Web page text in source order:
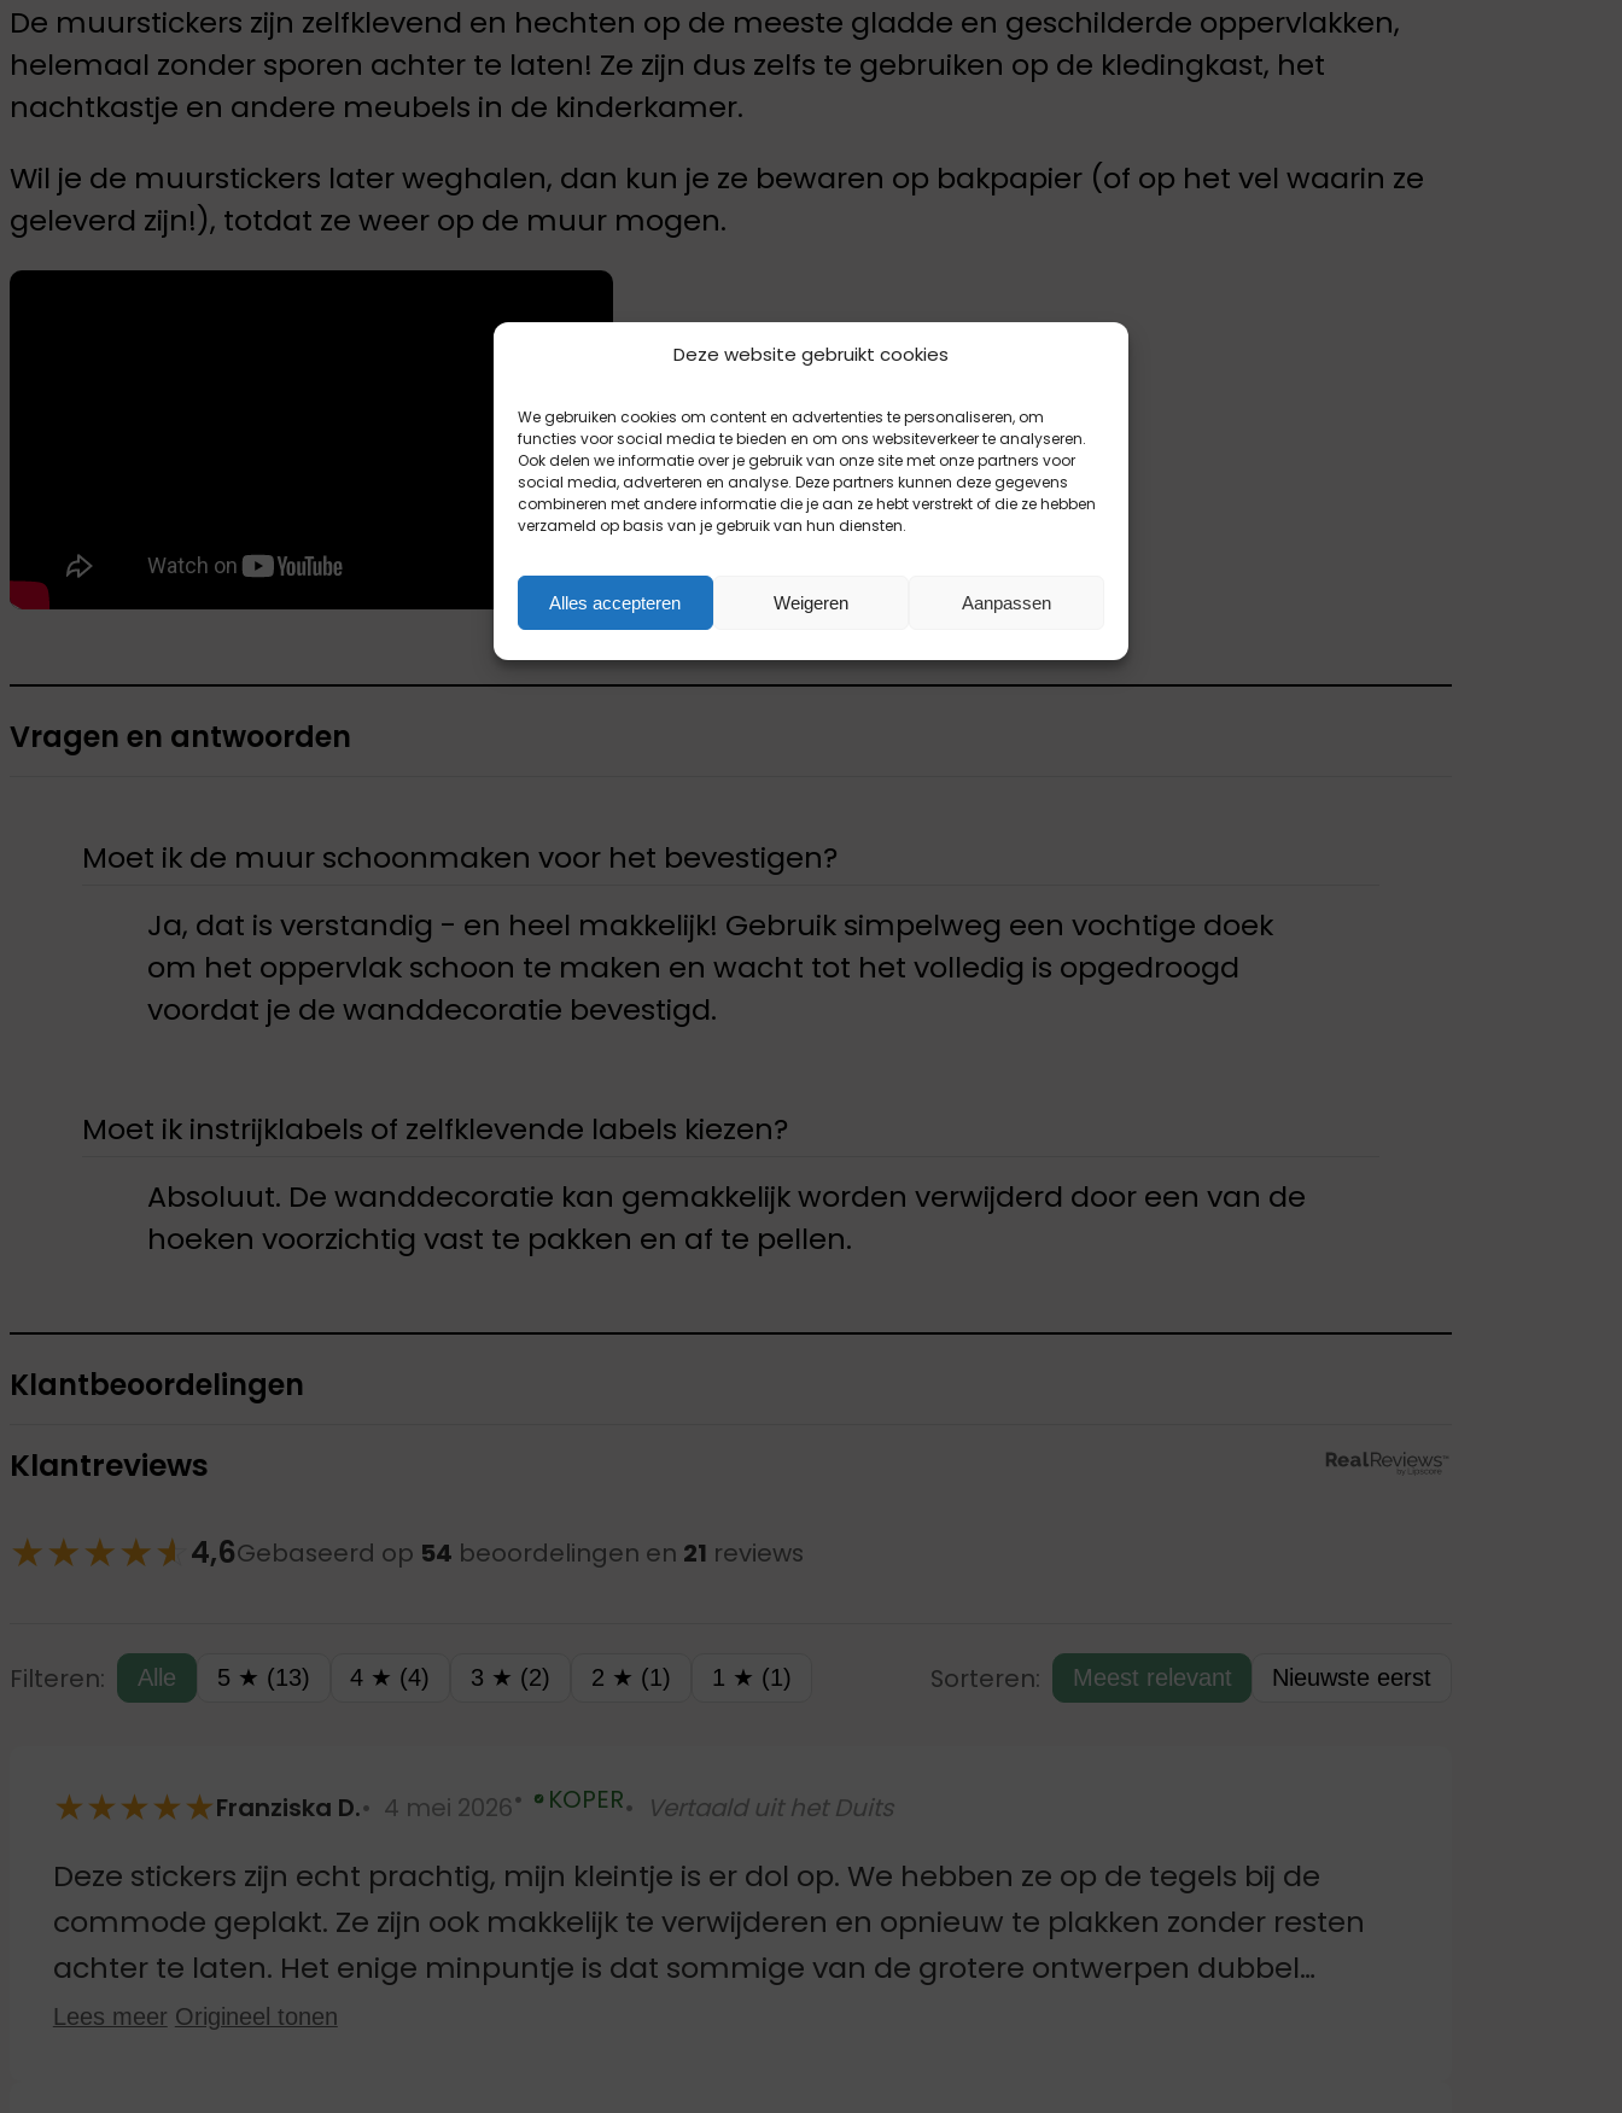
Deze website gebruikt cookies
We gebruiken cookies om content en advertenties te personaliseren, om
functies voor social media te bieden en om ons websiteverkeer te analyseren.
Ook delen we informatie over je gebruik van onze site met onze partners voor
social media, adverteren en analyse. Deze partners kunnen deze gegevens
combineren met andere informatie die je aan ze hebt verstrekt of die ze hebben
verzameld op basis van je gebruik van hun diensten.
Alles accepteren Weigeren Aanpassen
De muurstickers zijn zelfklevend en hechten op de meeste gladde en geschilderde oppervlakken,
helemaal zonder sporen achter te laten! Ze zijn dus zelfs te gebruiken op de kledingkast, het
nachtkastje en andere meubels in de kinderkamer.
Wil je de muurstickers later weghalen, dan kun je ze bewaren op bakpapier (of op het vel waarin ze
geleverd zijn!), totdat ze weer op de muur mogen.
Vragen en antwoorden
Moet ik de muur schoonmaken voor het bevestigen?
Ja, dat is verstandig - en heel makkelijk! Gebruik simpelweg een vochtige doek
om het oppervlak schoon te maken en wacht tot het volledig is opgedroogd
voordat je de wanddecoratie bevestigd.
Moet ik instrijklabels of zelfklevende labels kiezen?
Absoluut. De wanddecoratie kan gemakkelijk worden verwijderd door een van de
hoeken voorzichtig vast te pakken en af te pellen.
Klantbeoordelingen
Klantreviews
★★★★☆
★ 4,6Gebaseerd op 54 beoordelingen en 21 reviews
Filteren: Alle 5 ★ (13) 4 ★ (4) 3 ★ (2) 2 ★ (1) 1 ★ (1) Sorteren: Meest relevant Nieuwste eerst
★★★★★Franziska D. 4 mei 2026 Geverifieerd
KOPER Vertaald uit het Duits
Deze stickers zijn echt prachtig, mijn kleintje is er dol op. We hebben ze op de tegels bij de
commode geplakt. Ze zijn ook makkelijk te verwijderen en opnieuw te plakken zonder resten
achter te laten. Het enige minpuntje is dat sommige van de grotere ontwerpen dubbel
voorkomen; het zou fijner zijn als ze in spiegelbeeld waren. Maar verder zijn ze geweldig :)
Lees meer Origineel tonen